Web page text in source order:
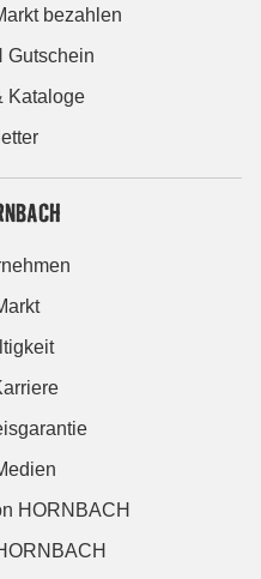
bezahlen
Gutschein
Kataloge
HORNBACH